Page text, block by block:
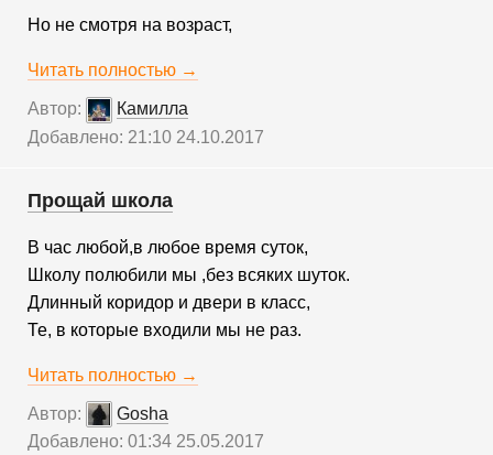
Но не смотря на возраст,
Читать полностью →
Автор:
Камилла
Добавлено: 21:10 24.10.2017
Прощай школа
В час любой,в любое время суток,
Школу полюбили мы ,без всяких шуток.
Длинный коридор и двери в класс,
Те, в которые входили мы не раз.
Читать полностью →
Автор:
Gosha
Добавлено: 01:34 25.05.2017